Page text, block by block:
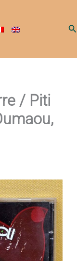
/ Piti